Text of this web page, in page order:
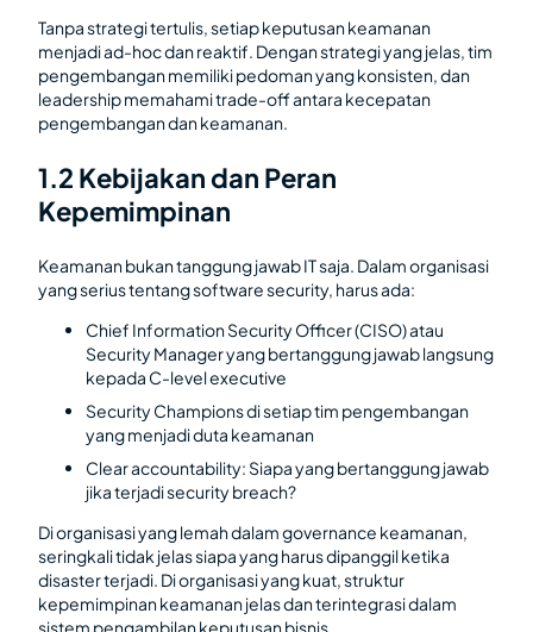
Tanpa strategi tertulis, setiap keputusan keamanan
menjadi ad-hoc dan reaktif. Dengan strategi yang jelas, tim
pengembangan memiliki pedoman yang konsisten, dan
leadership memahami trade-off antara kecepatan
pengembangan dan keamanan.
1.2 Kebijakan dan Peran
Kepemimpinan
Keamanan bukan tanggung jawab IT saja. Dalam organisasi
yang serius tentang software security, harus ada:
Chief Information Security Officer (CISO) atau
Security Manager yang bertanggung jawab langsung
kepada C-level executive
Security Champions di setiap tim pengembangan
yang menjadi duta keamanan
Clear accountability: Siapa yang bertanggung jawab
jika terjadi security breach?
Di organisasi yang lemah dalam governance keamanan,
seringkali tidak jelas siapa yang harus dipanggil ketika
disaster terjadi. Di organisasi yang kuat, struktur
kepemimpinan keamanan jelas dan terintegrasi dalam
sistem pengambilan keputusan bisnis.